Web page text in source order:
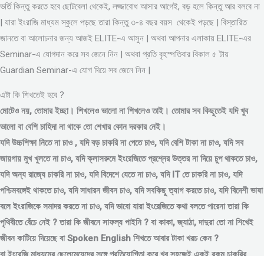
ভর্তি কিন্তু করতে হবে ছোটবেলা থেকেই, লজ্জাবোধ আসার আগেই, বড় হলে কিন্তু আর বলবে না
| যারা ইংরাজি মাধ্যম স্কুলে পড়ছে তারা কিন্তু ৩-৪ বছর বয়স থেকেই পড়ছে | বিস্তারিত
জানতে বা আলোচনার জন্য আজই ELITE-এ আসুন | অথবা আপনার এলাকায় ELITE-এর
Seminar-এ যোগদান করে সব জেনে নিন | অথবা প্রতি বৃহস্পতিবার বিকাল ৫ টায়
Guardian Seminar-এ যোগ দিয়ে সব জেনে নিন |
এটা কি শিখতেই হবে ?
মোটেও নয়, তোমার ইচ্ছা। শিখলেও ভালো না শিখলেও তাই। তোমার সব কিছুতেই যদি খুব
ভালো বা বেশি চাহিদা না থাকে তো শেখার কোন দরকার নেই।
যদি উচ্চশিক্ষা নিতে না চাও , যদি বড় চাকরি না পেতে চাও, যদি বেশি টাকা না চাও, যদি সব
জায়গায় মুখ খুলতে না চাও, যদি ক্লাসরুমে ইংরেজিতে প্রশ্নের উত্তর না দিয়ে চুপ থাকতে চাও,
যদি অন্য রাজ্যে চাকরি না চাও, যদি বিদেশে যেতে না চাও, যদি IT তে চাকরি না চাও, যদি
পশ্চিমবঙ্গেই থাকতে চাও, যদি সাধারন জীবন চাও, যদি সবকিছু ত্যাগ করতে চাও, যদি বিদেশী ভাষা
বলে ইংরাজিকে সমাদর করতে না চাও, যদি ভাবো যারা ইংরেজিতে কথা বলতে পারেনা তারা কি
পৃথিবীতে বেঁচে নেই ? তারা কি জীবনে সাফল্য পাইনি ? বা কাকা, জ্যাঠা, দাদুরা তো না শিখেই
জীবন কাটিয়ে দিয়েছে বা Spoken English শিখতে আবার টাকা খরচ কেন ?